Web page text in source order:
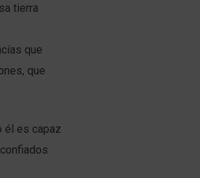
tierra
que
que
él es capaz